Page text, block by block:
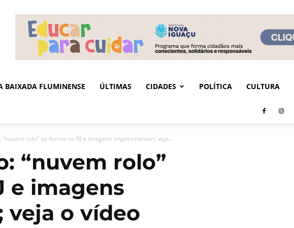
BAIXADA FLUMINENSE ÚLTIMAS CIDADES POLÍTICA CULTURA
rolo” se forma no RJ e imagens impressionam; veja...
“nuvem rolo”
e imagens
veja o vídeo